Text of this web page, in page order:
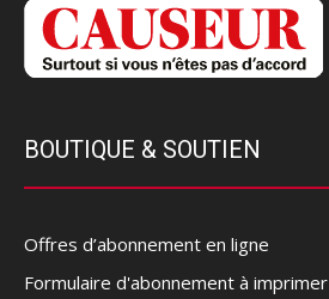
BOUTIQUE & SOUTIEN
Offres d’abonnement en ligne
Formulaire d'abonnement à imprimer